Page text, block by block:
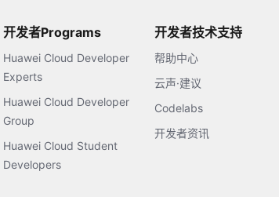
开发者Programs
Huawei Cloud Developer
Experts
Huawei Cloud Developer
Group
Huawei Cloud Student
Developers
开发者技术支持
帮助中心
云声·建议
Codelabs
开发者资讯